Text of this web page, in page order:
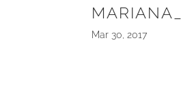
Mar 30, 2017